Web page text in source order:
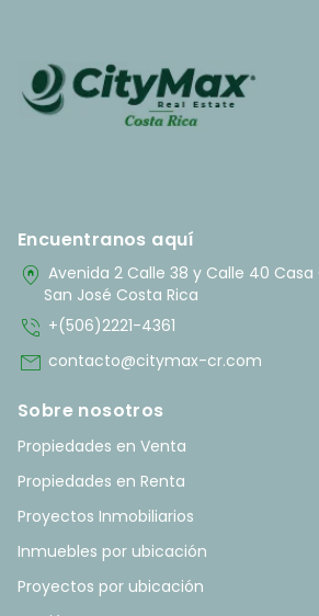
Encuentranos aquí
home_pin Avenida 2 Calle 38 y Calle 40
San José Costa Rica
phone_in_talk +(506)2221-4361
mail contacto@citymax-cr.com
Sobre nosotros
Propiedades en Venta
Propiedades en Renta
Proyectos Inmobiliarios
Inmuebles por ubicación
Proyectos por ubicación